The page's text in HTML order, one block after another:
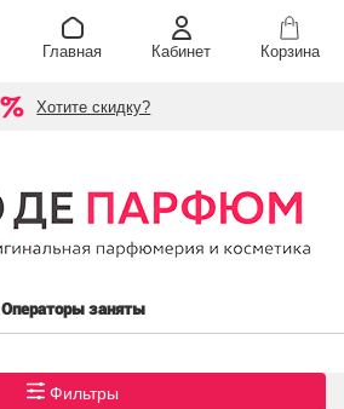
Хотите скидку?
Операторы заняты
Фильтры
Главная Кабинет Корзина